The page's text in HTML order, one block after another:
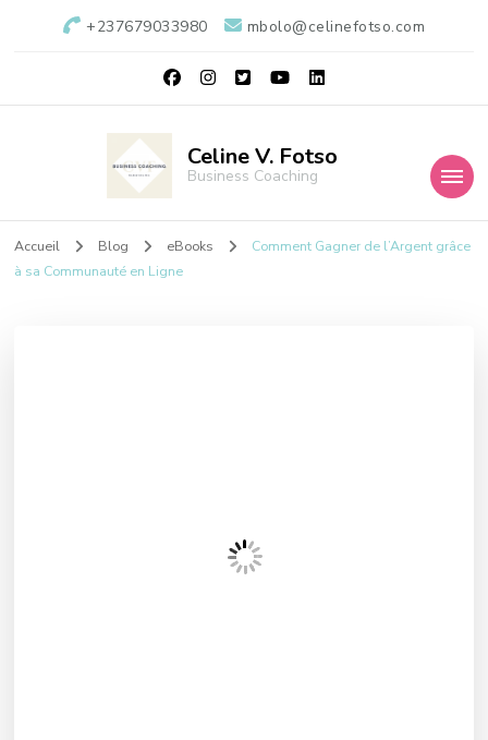
+237679033980 mbolo@celinefotso.com
Celine V. Fotso
Business Coaching
Accueil Blog eBooks
Comment Gagner de l’Argent grâce
à sa Communauté en Ligne